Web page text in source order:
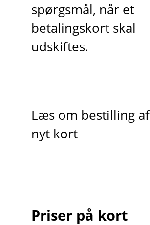
spørgsmål, når et
betalingskort skal
udskiftes.
Læs om bestilling af
nyt kort
Priser på kort